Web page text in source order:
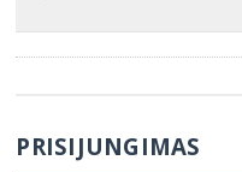
PRISIJUNGIMAS